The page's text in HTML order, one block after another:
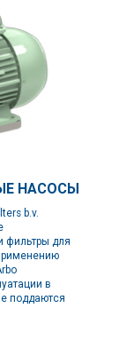
НАСОСЫ
b.v.
фильтры для
в
поддаются